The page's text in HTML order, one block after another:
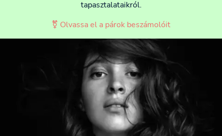
tapasztalataikról.
⚧ Olvassa el a párok beszámolóit